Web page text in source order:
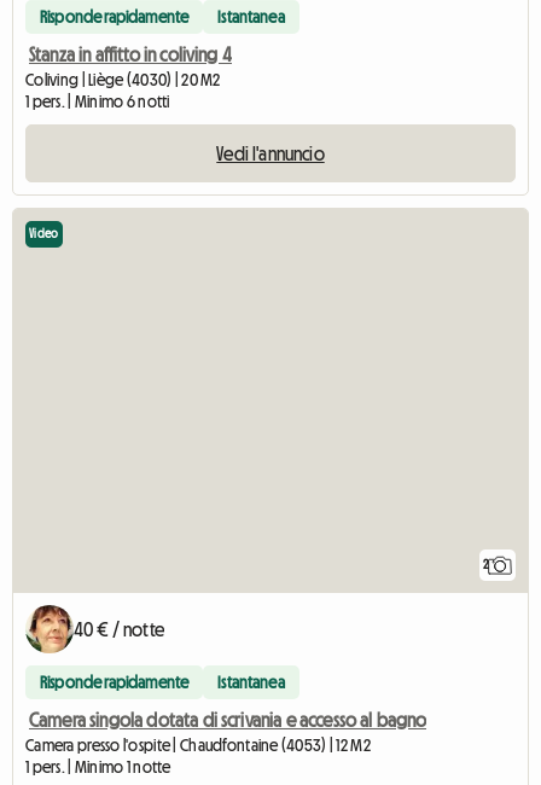
Risponde rapidamente Istantanea
Stanza in affitto in coliving 4
Coliving | Liège (4030) | 20 M2
1 pers. | Minimo 6 notti
Vedi l'annuncio
2
Video
40 € / notte
Risponde rapidamente Istantanea
Camera singola dotata di scrivania e accesso al bagno
Camera presso l'ospite | Chaudfontaine (4053) | 12 M2
1 pers. | Minimo 1 notte